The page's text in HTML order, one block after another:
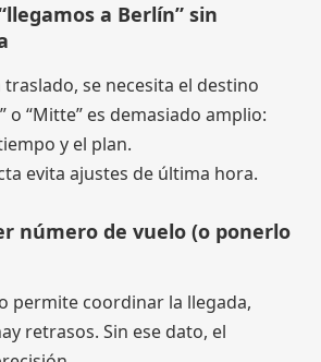
a Berlín” sin
se necesita el destino
o “Mitte” es demasiado amplio:
y el plan.
evita ajustes de última hora.
número de vuelo (o ponerlo
permite coordinar la llegada,
retrasos. Sin ese dato, el